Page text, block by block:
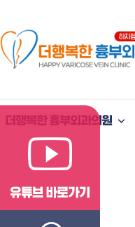
더행복한 흉부외과의원